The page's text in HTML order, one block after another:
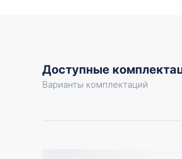
Доступные
Варианты комплектаций